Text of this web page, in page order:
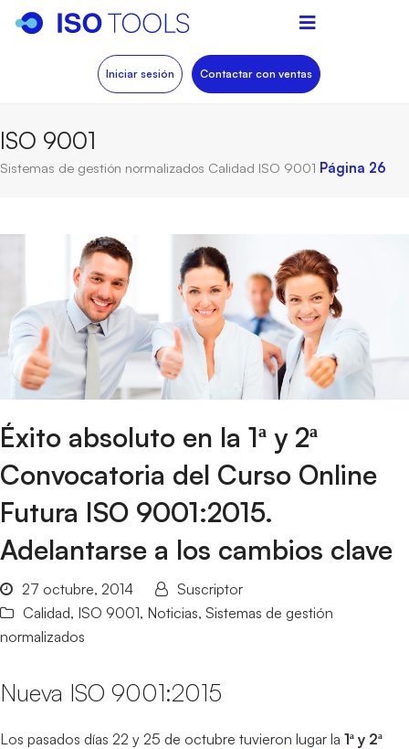
Iniciar sesión Contactar con ventas
ISO 9001
Sistemas de gestión normalizados Calidad ISO 9001 Página 26
Éxito absoluto en la 1ª y 2ª
Convocatoria del Curso Online
Futura ISO 9001:2015.
Adelantarse a los cambios clave
27 octubre, 2014
Suscriptor
Calidad, ISO 9001, Noticias, Sistemas de gestión
normalizados
Nueva ISO 9001:2015
Los pasados días 22 y 25 de octubre tuvieron lugar la 1ª y 2ª